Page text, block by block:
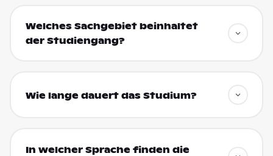
Welches Sachgebiet beinhaltet
der Studiengang?
Wie lange dauert das Studium?
In welcher Sprache finden die